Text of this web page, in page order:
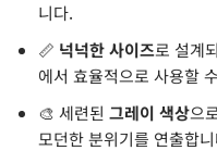
니다.
📏 넉넉한 사이즈로 설계
에서 효율적으로 사용할
🎨 세련된 그레이 색상으
모던한 분위기를 연출합